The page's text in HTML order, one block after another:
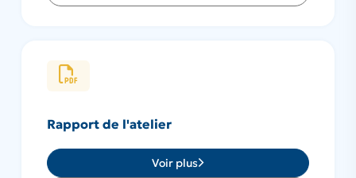
Rapport de l'atelier
Voir plus